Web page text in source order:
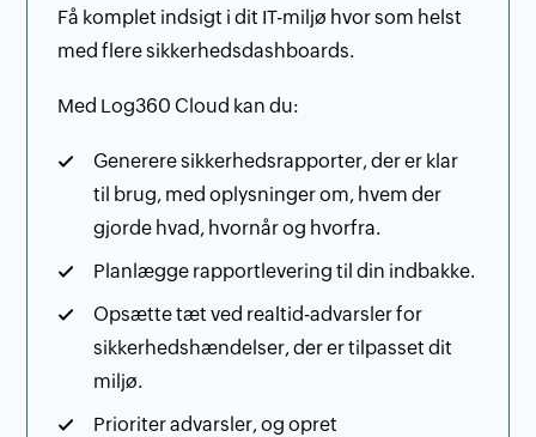
Få komplet indsigt i dit IT-miljø hvor som helst
med flere sikkerhedsdashboards.
Med Log360 Cloud kan du:
Generere sikkerhedsrapporter, der er klar
til brug, med oplysninger om, hvem der
gjorde hvad, hvornår og hvorfra.
Planlægge rapportlevering til din indbakke.
Opsætte tæt ved realtid-advarsler for
sikkerhedshændelser, der er tilpasset dit
miljø.
Prioriter advarsler, og opret